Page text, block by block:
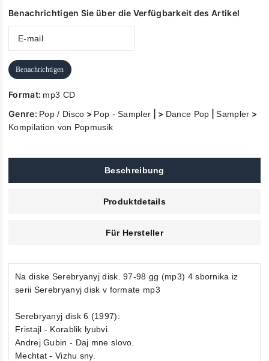
Benachrichtigen Sie über die Verfügbarkeit des Artikel
Benachrichtigen
Format: mp3 CD
Genre: Pop / Disco > Pop - Sampler | > Dance Pop |Sampler >
Kompilation von Popmusik
Beschreibung
Produktdetails
Für Hersteller
Na diske Serebryanyj disk. 97-98 gg (mp3) 4 sbornika iz
serii Serebryanyj disk v formate mp3
Serebryanyj disk 6 (1997):
Fristajl - Korablik lyubvi.
Andrej Gubin - Daj mne slovo.
Mechtat - Vizhu sny.